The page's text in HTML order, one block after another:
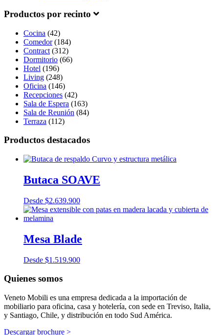
Productos por recinto
Cocina (42)
Comedor(184)
Contract (312)
Dormitorio (66)
Hotel (196)
Living (248)
Oficina (146)
Recepciones (42)
Sala de Espera (163)
Sala de Reunión (84)
Terraza (112)
Productos destacados
Butaca SOAVE
Desde $2.639.900
Mesa Blade
Desde $1.519.900
Quienes somos
Veneto Mobili es una empresa dedicada a la importación de
mobiliario para oficina, casa y hotelería, con sede en Treviso, Italia,
y Santiago, Chile, y distribución en todo Sud América.
Descargar brochure >